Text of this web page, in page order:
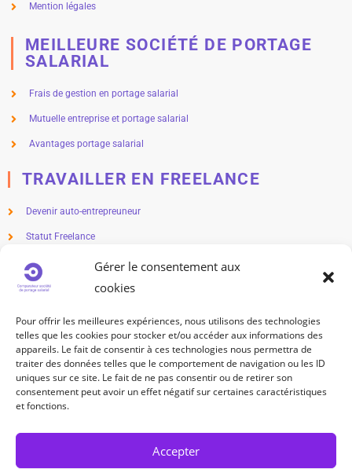
Gérer le consentement aux
cookies
Pour offrir les meilleures expériences, nous utilisons des technologies
telles que les cookies pour stocker et/ou accéder aux informations des
appareils. Le fait de consentir à ces technologies nous permettra de
traiter des données telles que le comportement de navigation ou les ID
uniques sur ce site. Le fait de ne pas consentir ou de retirer son
consentement peut avoir un effet négatif sur certaines caractéristiques
et fonctions.
Accepter
Mention légales
MEILLEURE SOCIÉTÉ DE PORTAGE
SALARIAL
Frais de gestion en portage salarial
Mutuelle entreprise et portage salarial
Avantages portage salarial
TRAVAILLER EN FREELANCE
Devenir auto-entrepreuneur
Statut Freelance
Métier en freelance
Freelance salaire
TRAVAILLEUR INDÉPENDANT
Statut travailleur indépendant
Métier indépendant